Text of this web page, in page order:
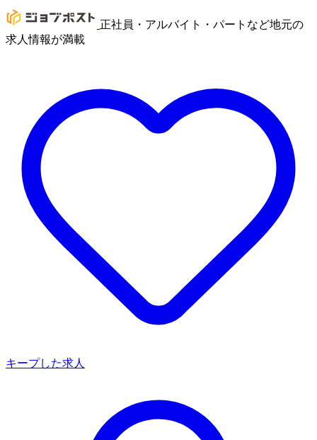
正社員・アルバイト・パートなど地元の
求人情報が満載
キープした求人